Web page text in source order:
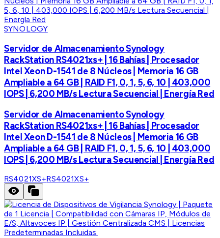
SYNOLOGY
Servidor de Almacenamiento Synology
RackStation RS4021xs+ | 16 Bahías | Procesador
Intel Xeon D-1541 de 8 Núcleos | Memoria 16 GB
Ampliable a 64 GB | RAID F1, 0, 1, 5, 6, 10 | 403,000
IOPS | 6,200 MB/s Lectura Secuencial | Energía Red
Servidor de Almacenamiento Synology
RackStation RS4021xs+ | 16 Bahías | Procesador
Intel Xeon D-1541 de 8 Núcleos | Memoria 16 GB
Ampliable a 64 GB | RAID F1, 0, 1, 5, 6, 10 | 403,000
IOPS | 6,200 MB/s Lectura Secuencial | Energía Red
RS4021XS+RS4021XS+